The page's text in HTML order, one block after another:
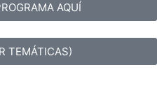
AQUÍ
TEMÁTICAS)